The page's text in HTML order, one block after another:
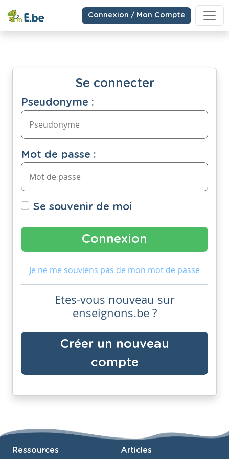
Connexion / Mon Compte
Se connecter
Pseudonyme :
Mot de passe :
Se souvenir de moi
Je ne me souviens pas de mon mot de passe
Etes-vous nouveau sur
enseignons.be ?
Créer un nouveau
compte
Ressources Articles